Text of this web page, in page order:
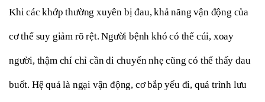
Khi các khớp thường xuyên bị đau, khả năng vận động của
cơ thể suy giảm rõ rệt. Người bệnh khó có thể cúi, xoay
người, thậm chí chỉ cần di chuyển nhẹ cũng có thể thấy đau
buốt. Hệ quả là ngại vận động, cơ bắp yếu đi, quá trình lưu